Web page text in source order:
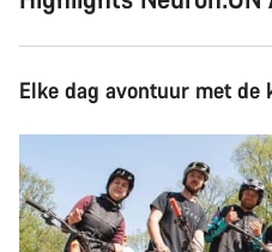
Elke dag avontuur met de